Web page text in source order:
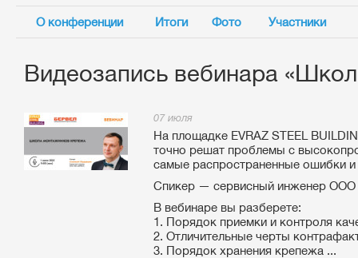
О конференции Итоги Фото Участники
Видеозапись вебинара
07 июля
На площадке EVRAZ STEEL
точно решат проблемы с
самые распространенные ошибки
Спикер — сервисный инженер
В вебинаре вы разберете:
1. Порядок приемки и контроля
2. Отличительные черты
3. Порядок хранения крепежа ...